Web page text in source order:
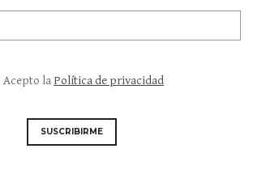
Acepto la Política de privacidad
SUSCRIBIRME